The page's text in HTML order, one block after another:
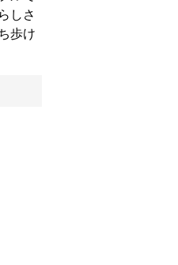
しさ
歩け